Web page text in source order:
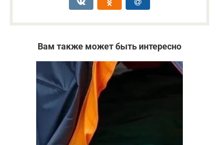
Вам также может быть интересно